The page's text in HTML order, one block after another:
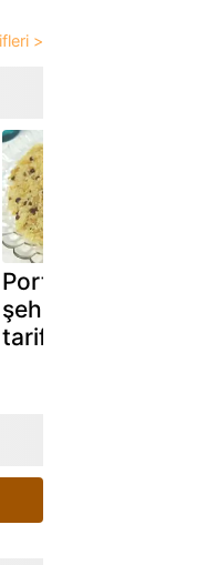
Portakallı
şehzade pilavı
tarifi (mersin)